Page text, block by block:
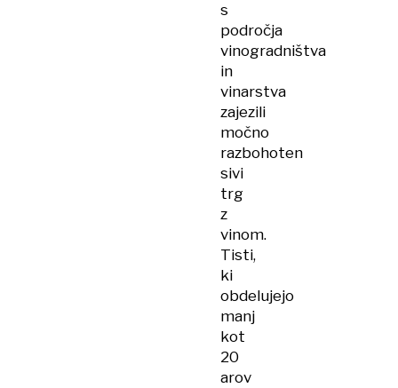
s
področja
vinogradništva
in
vinarstva
zajezili
močno
razbohoten
sivi
trg
z
vinom.
Tisti,
ki
obdelujejo
manj
kot
20
arov